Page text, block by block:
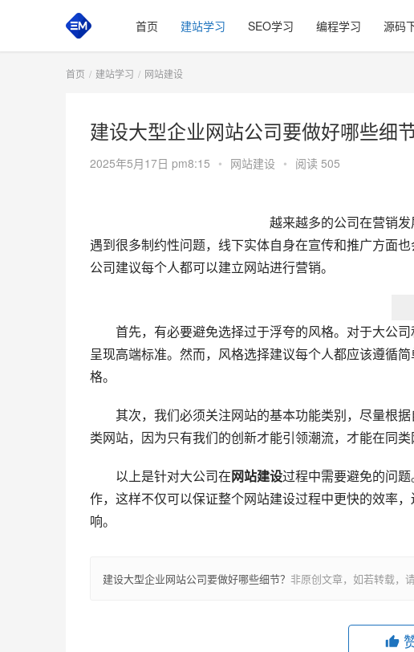
首页 建站学习 SEO学习 编程学习 源码
首页 建站学习 网站建设
建设大型企业网站公司要做好哪些细节
2025年5月17日 pm8:15 • 网站建设 • 阅读 505
越来越多的公司在营销发
遇到很多制约性问题，线下实体自身在宣传和推广方面
公司建议每个人都可以建立网站进行营销。
首先，有必要避免选择过于浮夸的风格。对于大公司
呈现高端标准。然而，风格选择建议每个人都应该遵循
格。
其次，我们必须关注网站的基本功能类别，尽量根据
类网站，因为只有我们的创新才能引领潮流，才能在同
以上是针对大公司在网站建设过程中需要避免的问
作，这样不仅可以保证整个网站建设过程中更快的效率
响。
建设大型企业网站公司要做好哪些细节？ 非原创文章，如若转载，